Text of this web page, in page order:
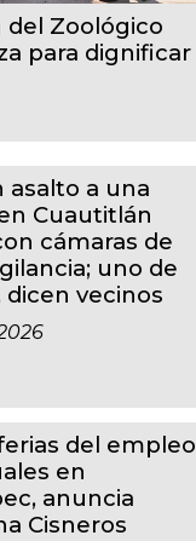
del Zoológico
para dignificar
asalto a una
Cuautitlán
cámaras de
uno de
vecinos
del empleo
en
anuncia
Cisneros